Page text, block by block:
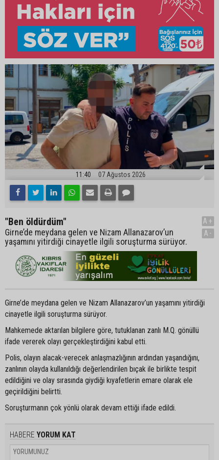
11:40 07 Ağustos 2026
"Ben öldürdüm"
Girne’de meydana gelen ve Nizam Allanazarov’un
yaşamını yitirdiği cinayetle ilgili soruşturma sürüyor.
A+
A-
Girne’de meydana gelen ve Nizam Allanazarov’un yaşamını yitirdiği
cinayetle ilgili soruşturma sürüyor.
Mahkemede aktarılan bilgilere göre, tutuklanan zanlı M.Q. gönüllü
ifade vererek olayı gerçekleştirdiğini kabul etti.
Polis, olayın alacak-verecek anlaşmazlığının ardından yaşandığını,
zanlının olayda kullanıldığı değerlendirilen bıçak ile birlikte tespit
edildiğini ve olay sırasında giydiği kıyafetlerin emare olarak ele
geçirildiğini belirtti.
Soruşturmanın çok yönlü olarak devam ettiği ifade edildi.
HABERE YORUM KAT